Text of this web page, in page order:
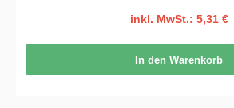
inkl. MwSt.: 5,31 €
In den Warenkorb